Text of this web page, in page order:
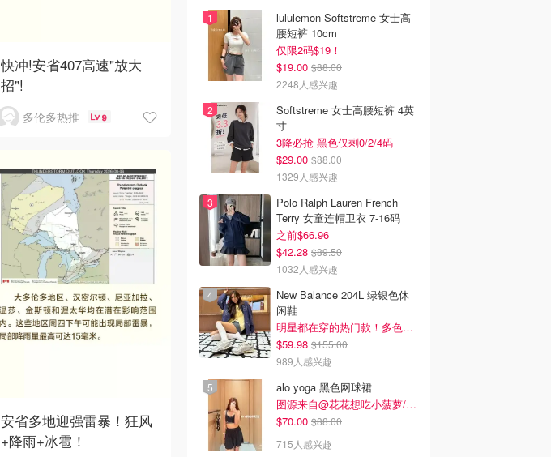
快冲!安省407高速"放大
招"!
多伦多热推 9
安省多地迎强雷暴！狂风
+降雨+冰雹！
lululemon Softstreme 女士高
腰短裤 10cm
仅限2码$19！
$19.00 $88.00
2248人感兴趣
Softstreme 女士高腰短裤 4英
寸
3降必抢 黑色仅剩0/2/4码
$29.00 $88.00
1329人感兴趣
Polo Ralph Lauren French
Terry 女童连帽卫衣 7-16码
之前$66.96
$42.28 $89.50
1032人感兴趣
New Balance 204L 绿银色休
闲鞋
明星都在穿的热门款！多色可选 3.8折
$59.98 $155.00
989人感兴趣
alo yoga 黑色网球裙
图源来自@花花想吃小菠萝/xhs
$70.00 $88.00
715人感兴趣